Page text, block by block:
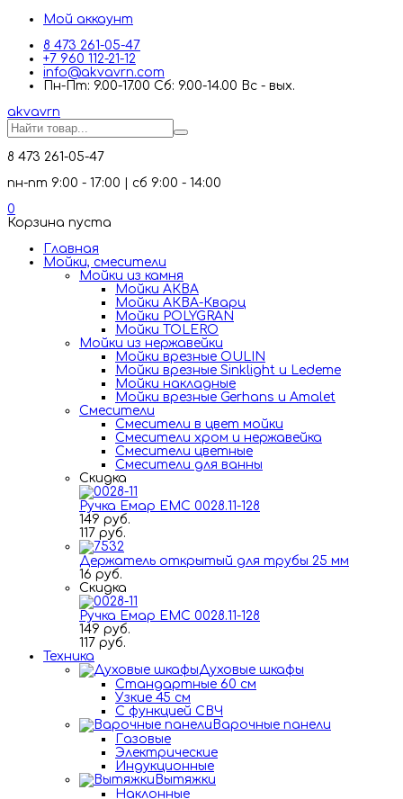
Мой аккаунт
8 473 261-05-47
+7 960 112-21-12
info@akvavrn.com
Пн-Пт: 9.00-17.00 Сб: 9.00-14.00 Вс - вых.
akvavrn
8 473 261-05-47
пн-пт 9:00 - 17:00 | сб 9:00 - 14:00
0
Корзина пуста
Главная
Мойки, смесители
Mойки из камня
Мойки АКВА
Мойки АКВА-Кварц
Мойки POLYGRAN
Мойки TOLERO
Мойки из нержавейки
Мойки врезные OULIN
Мойки врезные Sinklight и Ledeme
Мойки накладные
Мойки врезные Gerhans и Amalet
Смесители
Смесители в цвет мойки
Смесители хром и нержавейка
Смесители цветные
Смесители для ванны
Скидка
Ручка Емар ЕМС 0028.11-128
149 руб.
117 руб.
Держатель открытый для трубы 25 мм
16 руб.
Скидка
Ручка Емар ЕМС 0028.11-128
149 руб.
117 руб.
Техника
Духовые шкафы
Стандартные 60 см
Узкие 45 см
С функцией СВЧ
Варочные панели
Газовые
Электрические
Индукционные
Вытяжки
Наклонные